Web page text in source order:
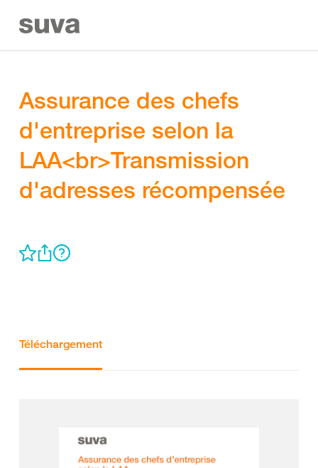
Assurance des chefs
d'entreprise selon la
LAA<br>Transmission
d'adresses récompensée
Téléchargement